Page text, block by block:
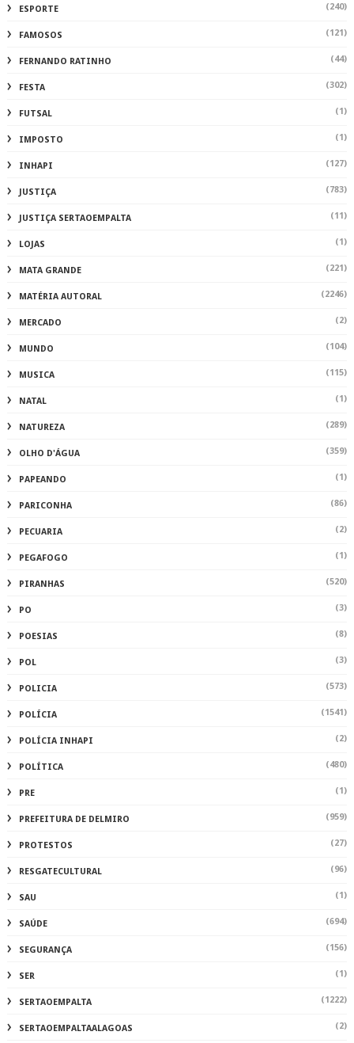
ESPORTE (240)
FAMOSOS (121)
FERNANDO RATINHO (44)
FESTA (302)
FUTSAL (1)
IMPOSTO (1)
INHAPI (127)
JUSTIÇA (783)
JUSTIÇA SERTAOEMPALTA (11)
LOJAS (1)
MATA GRANDE (221)
MATÉRIA AUTORAL (2246)
MERCADO (2)
MUNDO (104)
MUSICA (115)
NATAL (1)
NATUREZA (289)
OLHO D'ÁGUA (359)
PAPEANDO (1)
PARICONHA (86)
PECUARIA (2)
PEGAFOGO (1)
PIRANHAS (520)
PO (3)
POESIAS (8)
POL (3)
POLICIA (573)
POLÍCIA (1541)
POLÍCIA INHAPI (2)
POLÍTICA (480)
PRE (1)
PREFEITURA DE DELMIRO (959)
PROTESTOS (27)
RESGATECULTURAL (96)
SAU (1)
SAÚDE (694)
SEGURANÇA (156)
SER (1)
SERTAOEMPALTA (1222)
SERTAOEMPALTAALAGOAS (2)